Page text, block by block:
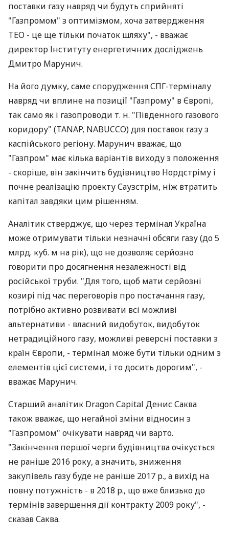
поставки газу навряд чи будуть сприйняті
"Газпромом" з оптимізмом, хоча затвердження
ТЕО - це ще тільки початок шляху", - вважає
директор Інституту енергетичних досліджень
Дмитро Марунич.
На його думку, саме спорудження СПГ-терміналу
навряд чи вплине на позиції "Газпрому" в Європі,
так само як і газопроводи т. н. "Південного газового
коридору" (TANAP, NABUCCO) для поставок газу з
каспійського регіону. Марунич вважає, що
"Газпром" має кілька варіантів виходу з положення
- скоріше, він закінчить будівництво Нордстріму і
почне реалізацію проекту Саузстрім, ніж втратить
капітал завдяки цим рішенням.
Аналітик стверджує, що через термінал Україна
може отримувати тільки незначні обсяги газу (до 5
млрд. куб. м на рік), що не дозволяє серйозно
говорити про досягнення незалежності від
російської труби. "Для того, щоб мати серйозні
козирі під час переговорів про постачання газу,
потрібно активно розвивати всі можливі
альтернативи - власний видобуток, видобуток
нетрадиційного газу, можливі реверсні поставки з
країн Європи, - термінал може бути тільки одним з
елементів цієї системи, і то досить дорогим", -
вважає Марунич.
Старший аналітик Dragon Capital Денис Саква
також вважає, що негайної зміни відносин з
"Газпромом" очікувати навряд чи варто.
"Закінчення першої черги будівництва очікується
не раніше 2016 року, а значить, зниження
закупівель газу буде не раніше 2017 р., а вихід на
повну потужність - в 2018 р., що вже близько до
термінів завершення дії контракту 2009 року", -
сказав Саква.